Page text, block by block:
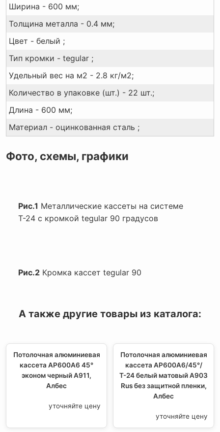
Ширина - 600 мм;
Толщина металла - 0.4 мм;
Цвет - белый ;
Тип кромки - tegular ;
Удельный вес на м2 - 2.8 кг/м2;
Количество в упаковке (шт.) - 22 шт.;
Длина - 600 мм;
Материал - оцинкованная сталь ;
Фото, схемы, графики
Рис.1 Металлические кассеты на системе
Т-24 с кромкой tegular 90 градусов
Рис.2 Кромка кассет tegular 90
А также другие товары из каталога:
Потолочная алюминиевая
кассета AP600A6 45°
эконом черный А911,
Албес
уточняйте цену
Потолочная алюминиевая
кассета AP600A6/45°/
Т-24 белый матовый А903
Rus без защитной пленки,
Албес
уточняйте цену